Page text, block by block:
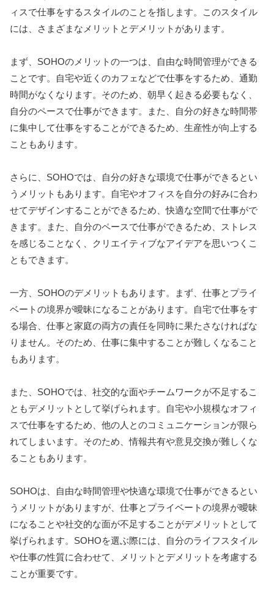
ィスで仕事をするスタイルのことを指します。このスタイル
には、さまざまなメリットとデメリットがあります。
まず、SOHOのメリットの一つは、自由な時間管理ができる
ことです。自宅や近くのカフェなどで仕事をするため、通勤
時間がなくなります。そのため、朝早く起きる必要もなく、
自分のペースで仕事ができます。また、自分の好きな時間帯
に集中して仕事をすることができるため、生産性が向上する
こともあります。
さらに、SOHOでは、自分の好きな環境で仕事ができるとい
うメリットもあります。自宅やオフィスを自分の好みに合わ
せてデザインすることができるため、快適な空間で仕事がで
きます。また、自分のペースで仕事ができるため、ストレス
を感じることなく、クリエイティブなアイデアを思いつくこ
ともできます。
一方、SOHOのデメリットもあります。まず、仕事とプライ
ベートの境界が曖昧になることがあります。自宅で仕事をす
る場合、仕事と家庭の両方の責任を同時に果たさなければな
りません。そのため、仕事に集中することが難しくなること
もあります。
また、SOHOでは、社交的な面やチームワークが不足するこ
ともデメリットとして挙げられます。自宅や小規模なオフィ
スで仕事をするため、他の人とのコミュニケーションが限ら
れてしまいます。そのため、情報共有や意見交換が難しくな
ることもあります。
SOHOは、自由な時間管理や快適な環境で仕事ができるとい
うメリットがありますが、仕事とプライベートの境界が曖昧
になることや社交的な面が不足することがデメリットとして
挙げられます。SOHOを選ぶ際には、自分のライフスタイル
や仕事の性質に合わせて、メリットとデメリットを考慮する
ことが重要です。